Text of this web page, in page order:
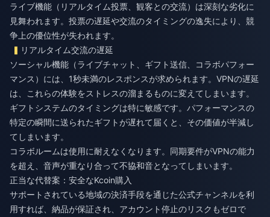
ライブ機能（リアルタイム投票、観客との交流）は深刻な劣化に
見舞われます。投票の遅延や交流のタイミングの逸失により、競
争上の優位性が失われます。
リアルタイム交流の遅延
ソーシャル機能（ライブチャット、ギフト送信、コラボパフォー
マンス）には、1秒未満のレスポンスが求められます。VPNの遅延
は、これらの体験をストレスの溜まるものに変えてしまいます。
ギフトシステムのタイミングは特に敏感です。パフォーマンスの
特定の瞬間に送られたギフトが遅れて届くと、その価値が半減し
てしまいます。
コラボルームは使用に耐えなくなります。同期要件がVPNの能力
を超え、音声が重なり合って不協和音となってしまいます。
正当な代替案：安全なKcoin購入
サポートされている地域の決済手段を通じた公式チャンネルを利
用すれば、納品が保証され、アカウント停止のリスクもゼロで